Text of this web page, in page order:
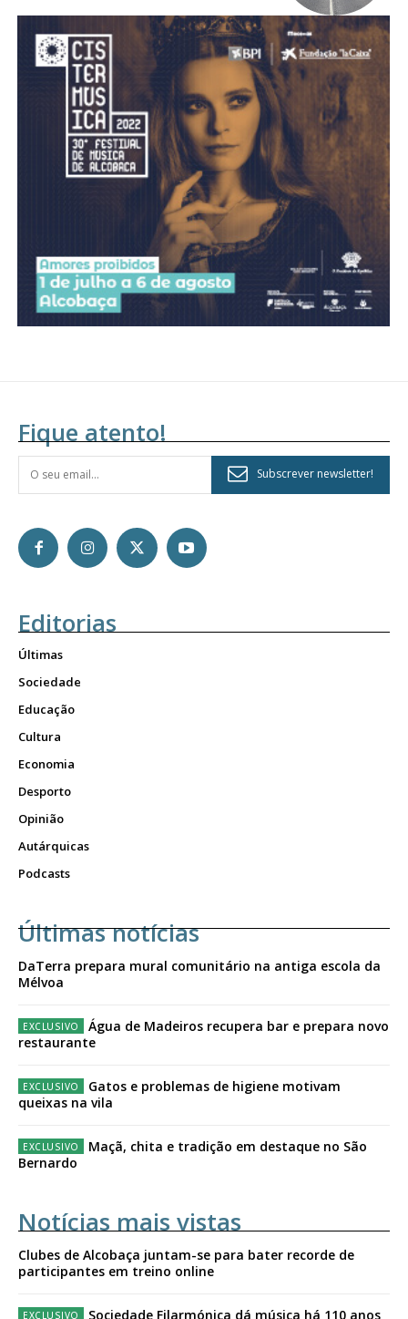
Acesso ao conteúdo online
Acesso aos conteúdos Exclusivos para
assinantes
Ofertas para assinatura anual
Escolha o plano
Fique atento!
Subscrever newsletter!
Editorias
Últimas
Sociedade
Educação
Cultura
Economia
Desporto
Opinião
Autárquicas
Podcasts
Últimas notícias
DaTerra prepara mural comunitário na antiga escola da
Mélvoa
Água de Madeiros recupera bar e prepara novo
restaurante
Gatos e problemas de higiene motivam
queixas na vila
Maçã, chita e tradição em destaque no São
Bernardo
Notícias mais vistas
Clubes de Alcobaça juntam-se para bater recorde de
participantes em treino online
Sociedade Filarmónica dá música há 110 anos